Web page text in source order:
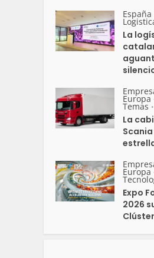
España
La
Europa
Temas •
La
Europa
Expo
2026